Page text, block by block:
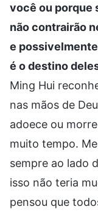
você ou porque
não contrairão
e
é o destino
Ming Hui
nas mãos de
adoece ou
muito tempo.
sempre ao lado
isso não teria
pensou que